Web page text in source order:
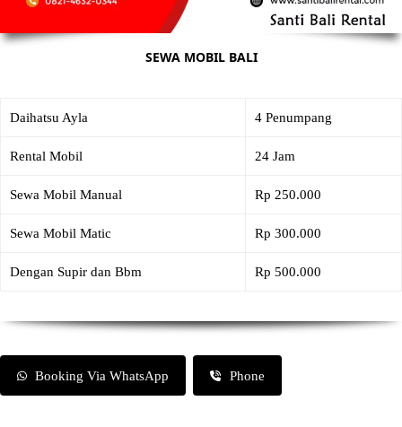
SEWA MOBIL BALI
Daihatsu Ayla 4 Penumpang
Rental Mobil 24 Jam
Sewa Mobil Manual Rp 250.000
Sewa Mobil Matic Rp 300.000
Dengan Supir dan Bbm Rp 500.000
Booking Via WhatsApp Phone